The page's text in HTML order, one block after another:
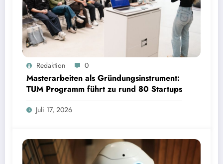
Masterarbeiten als Gründungsinstrument: TUM Programm führt zu rund 80 Startups | Bild:
TUM
Redaktion 0
Masterarbeiten als Gründungsinstrument:
TUM Programm führt zu rund 80 Startups
Juli 17, 2026